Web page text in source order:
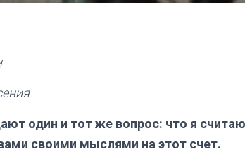
один и тот же вопрос: что я
своими мыслями на этот счет.